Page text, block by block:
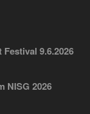
9.6.2026
NISG 2026